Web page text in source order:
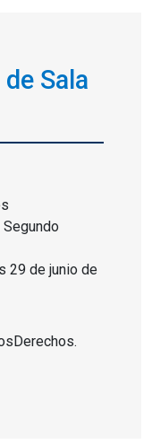
Sala
29 de junio de